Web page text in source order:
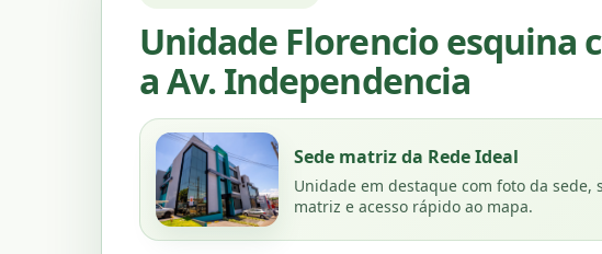
Unidade Florencio esquina
a Av. Independencia
Sede matriz da Rede Ideal
Unidade em destaque com foto da sede,
matriz e acesso rápido ao mapa.